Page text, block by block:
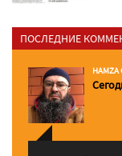
ПОСЛЕДНИЕ
HAMZA